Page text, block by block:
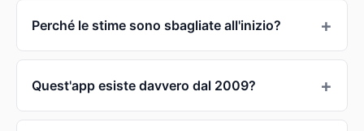
Perché le stime sono sbagliate all'inizio?
Quest'app esiste davvero dal 2009?